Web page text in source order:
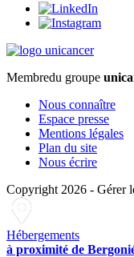
Membredu groupe
Nous connaître
Espace presse
Mentions légales
Plan du site
Nous écrire
Copyright 2026 - Gérer
Hébergements
à proximité de